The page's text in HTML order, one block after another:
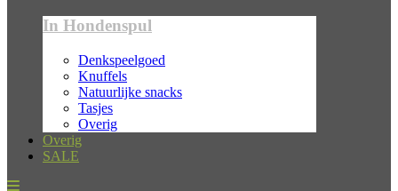
In Hondenspul
Denkspeelgoed
Knuffels
Natuurlijke snacks
Tasjes
Overig
Overig
SALE